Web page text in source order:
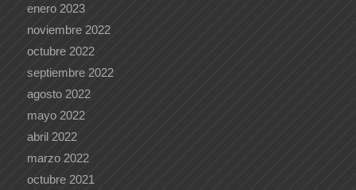
enero 2023
noviembre 2022
octubre 2022
septiembre 2022
agosto 2022
mayo 2022
abril 2022
marzo 2022
octubre 2021